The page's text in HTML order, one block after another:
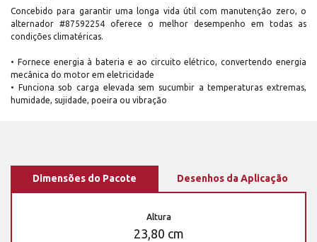
Concebido para garantir uma longa vida útil com manutenção zero, o
alternador #87592254 oferece o melhor desempenho em todas as
condições climatéricas.
• Fornece energia à bateria e ao circuito elétrico, convertendo energia
mecânica do motor em eletricidade
• Funciona sob carga elevada sem sucumbir a temperaturas extremas,
humidade, sujidade, poeira ou vibração
Dimensões do Pacote Desenhos da Aplicação
Altura
23,80 cm